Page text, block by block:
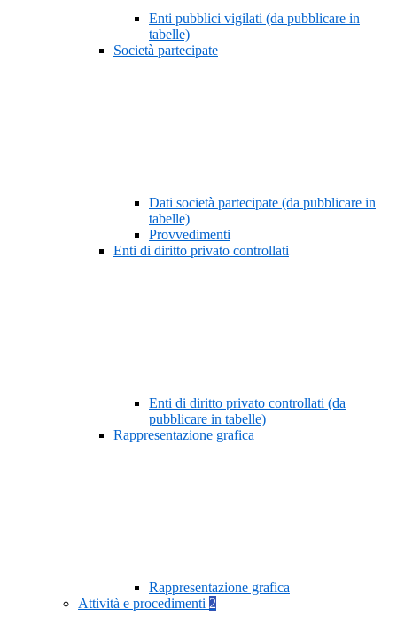
Enti pubblici vigilati (da pubblicare in
tabelle)
Società partecipate
Dati società partecipate (da pubblicare in
tabelle)
Provvedimenti
Enti di diritto privato controllati
Enti di diritto privato controllati (da
pubblicare in tabelle)
Rappresentazione grafica
Rappresentazione grafica
Attività e procedimenti 2